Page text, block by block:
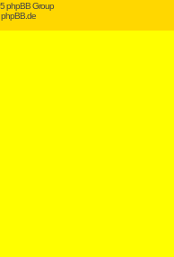
phpBB Group
phpBB.de